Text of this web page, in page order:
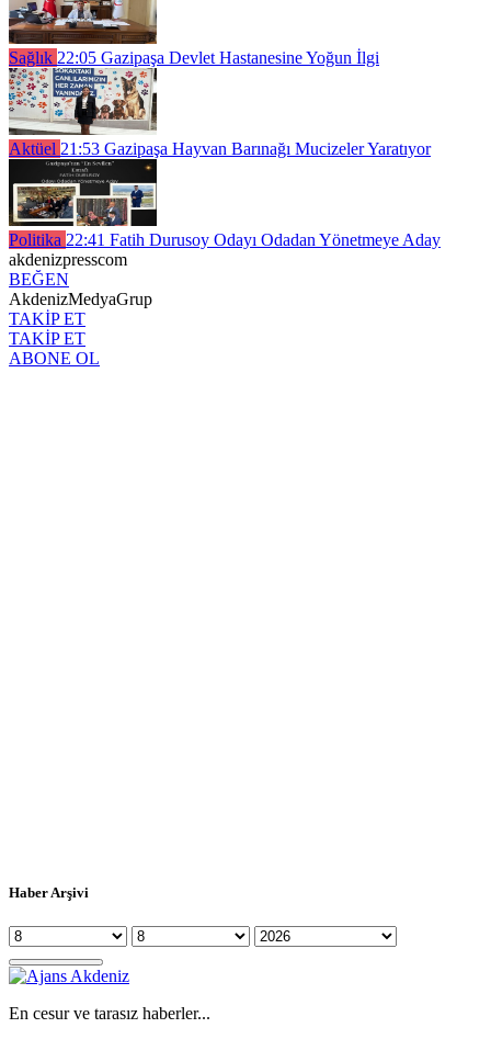
Sağlık 22:05 Gazipaşa Devlet Hastanesine Yoğun İlgi
Aktüel 21:53 Gazipaşa Hayvan Barınağı Mucizeler Yaratıyor
Politika 22:41 Fatih Durusoy Odayı Odadan Yönetmeye Aday
akdenizpresscom
BEĞEN
AkdenizMedyaGrup
TAKİP ET
TAKİP ET
ABONE OL
Haber Arşivi
En cesur ve tarasız haberler...